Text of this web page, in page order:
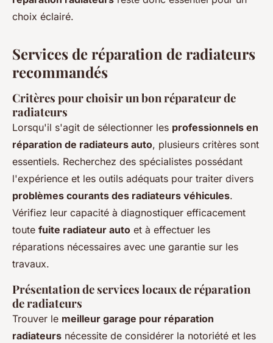
choix éclairé.
Services de réparation de radiateurs
recommandés
Critères pour choisir un bon réparateur de
radiateurs
Lorsqu'il s'agit de sélectionner les professionnels en
réparation de radiateurs auto, plusieurs critères sont
essentiels. Recherchez des spécialistes possédant
l'expérience et les outils adéquats pour traiter divers
problèmes courants des radiateurs véhicules.
Vérifiez leur capacité à diagnostiquer efficacement
toute fuite radiateur auto et à effectuer les
réparations nécessaires avec une garantie sur les
travaux.
Présentation de services locaux de réparation
de radiateurs
Trouver le meilleur garage pour réparation
radiateurs nécessite de considérer la notoriété et les